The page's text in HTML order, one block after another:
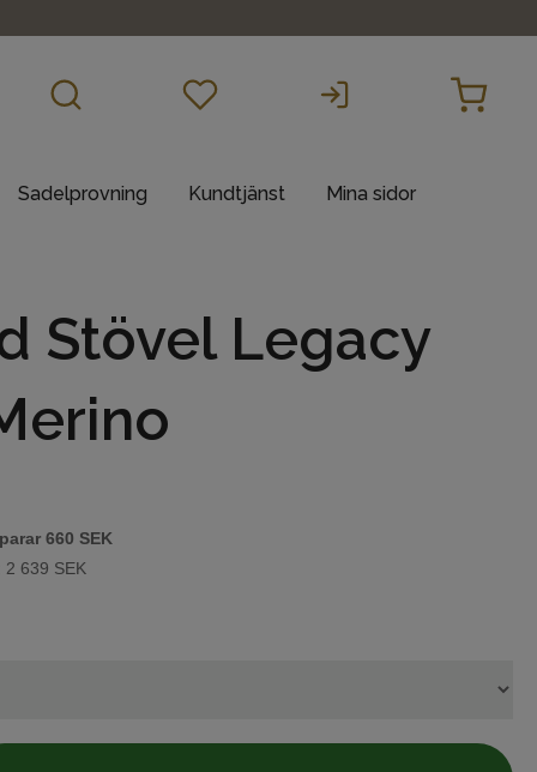
Sadelprovning Kundtjänst Mina sidor
Stövel Legacy
660 SEK
2 639 SEK